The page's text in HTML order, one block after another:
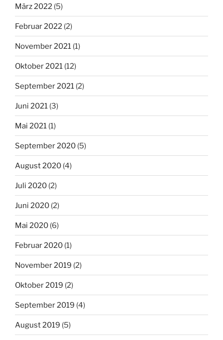
März 2022 (5)
Februar 2022 (2)
November 2021 (1)
Oktober 2021 (12)
September 2021 (2)
Juni 2021 (3)
Mai 2021 (1)
September 2020 (5)
August 2020 (4)
Juli 2020 (2)
Juni 2020 (2)
Mai 2020 (6)
Februar 2020 (1)
November 2019 (2)
Oktober 2019 (2)
September 2019 (4)
August 2019 (5)